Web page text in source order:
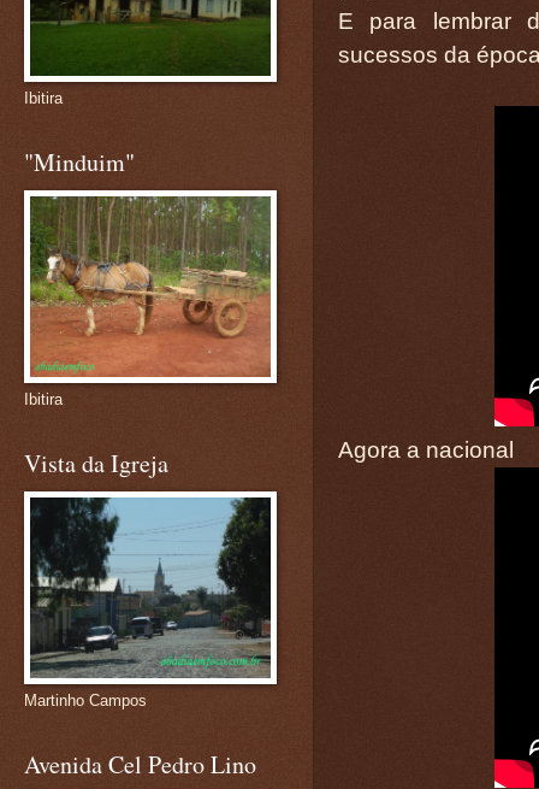
E para lembrar
sucessos da
Agora a nacional
Ibitira
"Minduim"
Ibitira
Vista da Igreja
Martinho Campos
Avenida Cel Pedro Lino